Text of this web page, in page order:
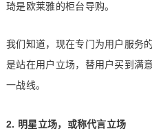
琦是欧莱雅的柜台导购。
我们知道，现在专门为用户服务
是站在用户立场，替用户买到满
一战线。
2. 明星立场，或称代言立场